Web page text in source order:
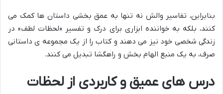
بنابراین، تفاسیر والش نه تنها به عمق بخشی داستان ها کمک می
کنند، بلکه به خواننده ابزاری برای درک و تفسیر «لحظات لطف» در
زندگی شخصی خود نیز می دهند و کتاب را از یک مجموعه ی داستانی
صرف، به یک منبع الهام بخش و راهگشا تبدیل می کنند.
درس های عمیق و کاربردی از لحظات